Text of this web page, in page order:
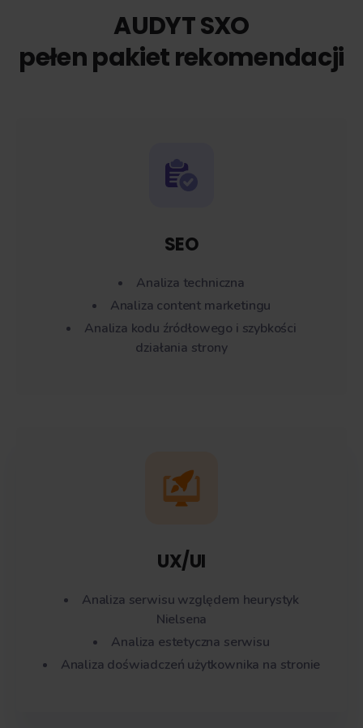
AUDYT SXO
pełen pakiet rekomendacji
SEO
Analiza techniczna
Analiza content marketingu
Analiza kodu źródłowego i szybkości
działania strony
UX/UI
Analiza serwisu względem heurystyk
Nielsena
Analiza estetyczna serwisu
Analiza doświadczeń użytkownika na stronie